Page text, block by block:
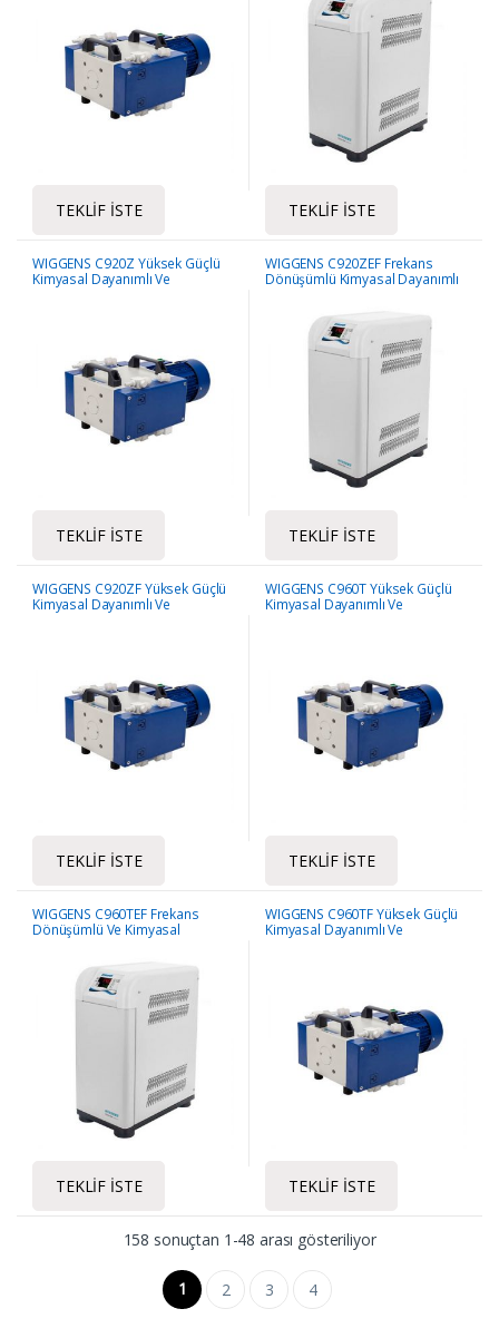
TEKLIF İSTE TEKLIF İSTE
WIGGENS C920Z Yüksek Güçlü
Kimyasal Dayanımlı Ve
TEKLIF İSTE
WIGGENS C920ZEF Frekans
Dönüşümlü Kimyasal Dayanımlı
TEKLIF İSTE
WIGGENS C920ZF Yüksek Güçlü
Kimyasal Dayanımlı Ve
TEKLIF İSTE
WIGGENS C960T Yüksek Güçlü
Kimyasal Dayanımlı Ve
TEKLIF İSTE
WIGGENS C960TEF Frekans
Dönüşümlü Ve Kimyasal
TEKLIF İSTE
WIGGENS C960TF Yüksek Güçlü
Kimyasal Dayanımlı Ve
TEKLIF İSTE
158 sonuçtan 1-48 arası gösteriliyor
1 2 3 4